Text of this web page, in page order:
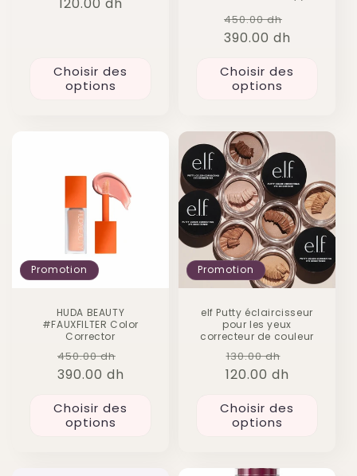
habituel
120.00 dh
Choisir des
options
Prix
habituel
450.00 dh
390.00 dh
Choisir des
options
Promotion
HUDA BEAUTY
#FAUXFILTER Color
Corrector
Prix
habituel
450.00 dh
390.00 dh
Choisir des
options
Promotion
elf Putty éclaircisseur
pour les yeux
correcteur de couleur
Prix
habituel
130.00 dh
120.00 dh
Choisir des
options